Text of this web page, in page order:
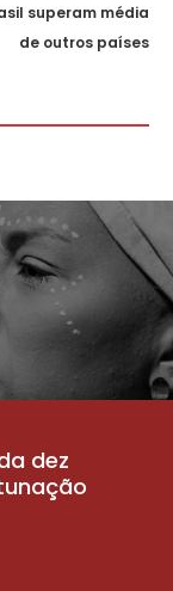
superam média
de outros países
dez